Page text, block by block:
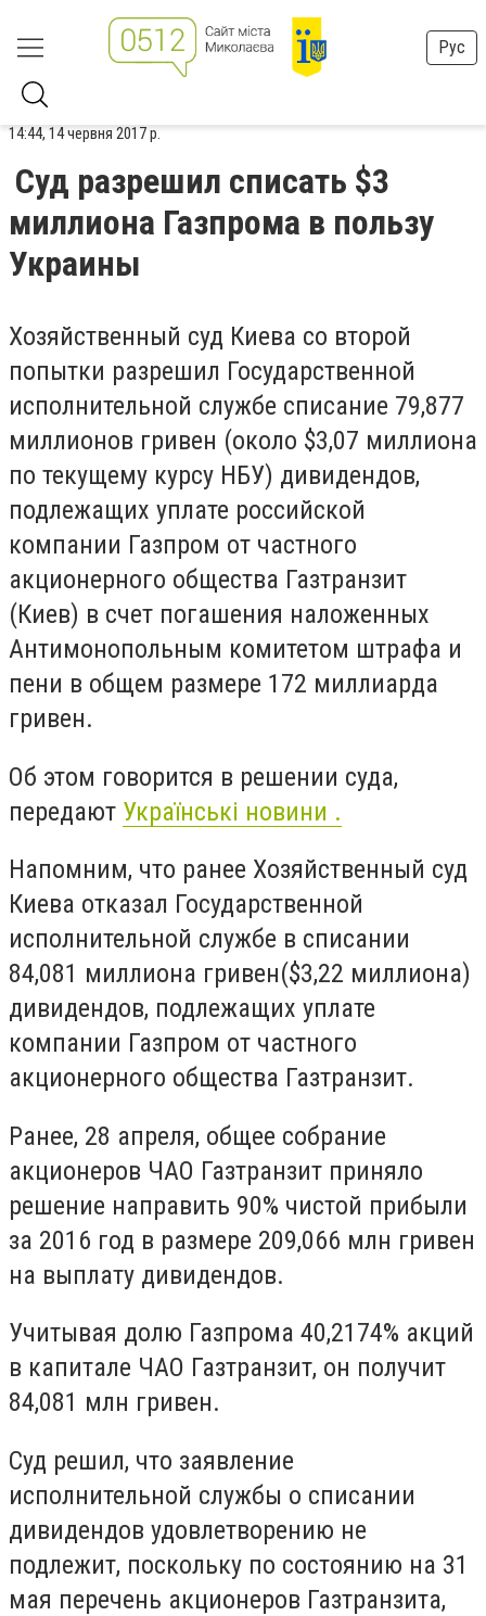
Рус
14:44, 14 червня 2017 р.
Суд разрешил списать $3
миллиона Газпрома в пользу
Украины
Хозяйственный суд Киева со второй
попытки разрешил Государственной
исполнительной службе списание 79,877
миллионов гривен (около $3,07 миллиона
по текущему курсу НБУ) дивидендов,
подлежащих уплате российской
компании Газпром от частного
акционерного общества Газтранзит
(Киев) в счет погашения наложенных
Антимонопольным комитетом штрафа и
пени в общем размере 172 миллиарда
гривен.
Об этом говорится в решении суда,
передают Українські новини .
Напомним, что ранее Хозяйственный суд
Киева отказал Государственной
исполнительной службе в списании
84,081 миллиона гривен($3,22 миллиона)
дивидендов, подлежащих уплате
компании Газпром от частного
акционерного общества Газтранзит.
Ранее, 28 апреля, общее собрание
акционеров ЧАО Газтранзит приняло
решение направить 90% чистой прибыли
за 2016 год в размере 209,066 млн гривен
на выплату дивидендов.
Учитывая долю Газпрома 40,2174% акций
в капитале ЧАО Газтранзит, он получит
84,081 млн гривен.
Суд решил, что заявление
исполнительной службы о списании
дивидендов удовлетворению не
подлежит, поскольку по состоянию на 31
мая перечень акционеров Газтранзита,